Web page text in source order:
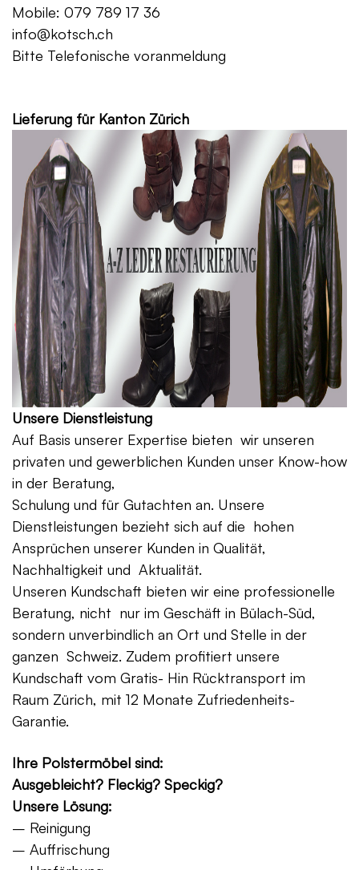
Mobile: 079 789 17 36
info@kotsch.ch
Bitte Telefonische voranmeldung
Lieferung für Kanton Zürich
Unsere Dienstleistung
Auf Basis unserer Expertise bieten wir unseren
privaten und gewerblichen Kunden unser Know-how
in der Beratung,
Schulung und für Gutachten an. Unsere
Dienstleistungen bezieht sich auf die hohen
Ansprüchen unserer Kunden in Qualität,
Nachhaltigkeit und Aktualität.
Unseren Kundschaft bieten wir eine professionelle
Beratung, nicht nur im Geschäft in Bülach-Süd,
sondern unverbindlich an Ort und Stelle in der
ganzen Schweiz. Zudem profitiert unsere
Kundschaft vom Gratis- Hin Rücktransport im
Raum Zürich, mit 12 Monate Zufriedenheits-
Garantie.
Ihre Polstermöbel sind:
Ausgebleicht? Fleckig? Speckig?
Unsere Lösung:
– Reinigung
– Auffrischung